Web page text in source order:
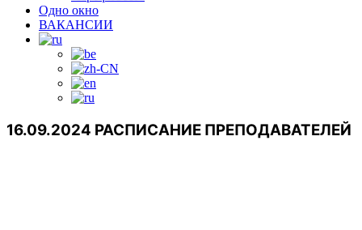
Одно окно
ВАКАНСИИ
16.09.2024 РАСПИСАНИЕ ПРЕПОДАВАТЕЛЕЙ